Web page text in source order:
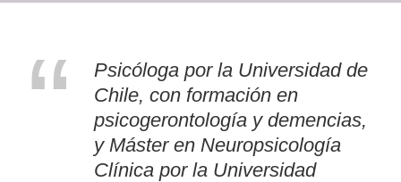
“
Psicóloga por la Universidad de
Chile, con formación en
psicogerontología y demencias,
y Máster en Neuropsicología
Clínica por la Universidad